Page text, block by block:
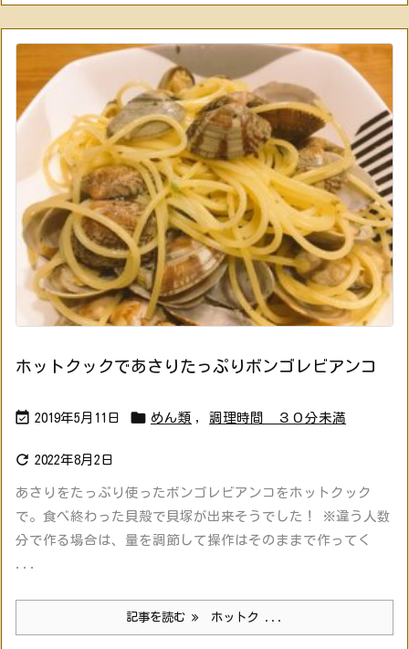
ホットクックであさりたっぷりボンゴレビアンコ
 2019年5月11日  めん類 , 調理時間 ３０分未満
 2022年8月2日
あさりをたっぷり使ったボンゴレビアンコをホットクック
で。食べ終わった貝殻で貝塚が出来そうでした！ ※違う人数
分で作る場合は、量を調節して操作はそのままで作ってく
...
記事を読む ホットク ...